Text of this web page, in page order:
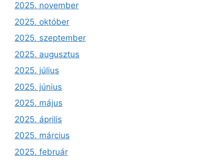
2025. november
2025. október
2025. szeptember
2025. augusztus
2025. július
2025. június
2025. május
2025. április
2025. március
2025. február